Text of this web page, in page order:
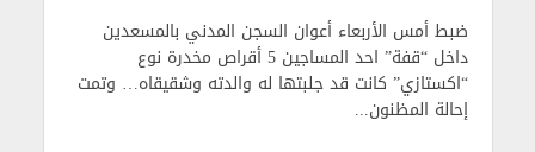
ضبط أمس الأربعاء أعوان السجن المدني بالمسعدين
داخل “قفة” احد المساجين 5 أقراص مخدرة نوع
“اكستازي” كانت قد جلبتها له والدته وشقيقاه… وتمت
إحالة المظنون...